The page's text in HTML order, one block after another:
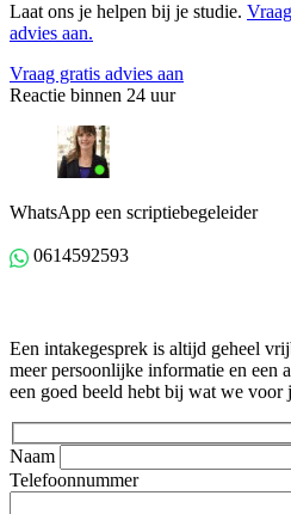
Laat ons je helpen bij je studie.
advies aan.
Vraag gratis advies aan
Reactie binnen 24 uur
WhatsApp een scriptiebegeleider
0614592593
Een intakegesprek is altijd geheel
meer persoonlijke informatie en een
een goed beeld hebt bij wat we voor
Naam
Telefoonnummer